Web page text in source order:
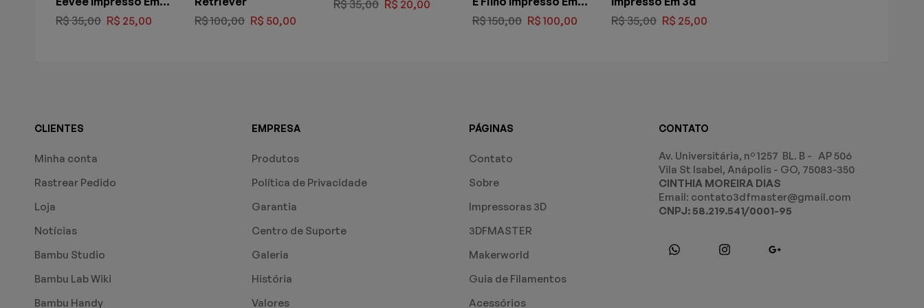
3d 5cm
R$35,00 R$ 25,00
R$100,00 R$ 50,00
R$35,00 R$ 20,00
3d
R$150,00 R$ 100,00
R$35,00 R$ 25,00
CLIENTES
Minha conta
Rastrear Pedido
Loja
Notícias
Bambu Studio
Bambu Lab Wiki
Bambu Handy
EMPRESA
Produtos
Política de Privacidade
Garantia
Centro de Suporte
Galeria
História
Valores
PÁGINAS
Contato
Sobre
Impressoras 3D
3DFMASTER
Makerworld
Guia de Filamentos
Acessórios
CONTATO
Av. Universitária, nº 1257 BL. B - AP 506
Vila St Isabel, Anápolis - GO, 75083-350
CINTHIA MOREIRA DIAS
Email: contato3dfmaster@gmail.com
CNPJ: 58.219.541/0001-95